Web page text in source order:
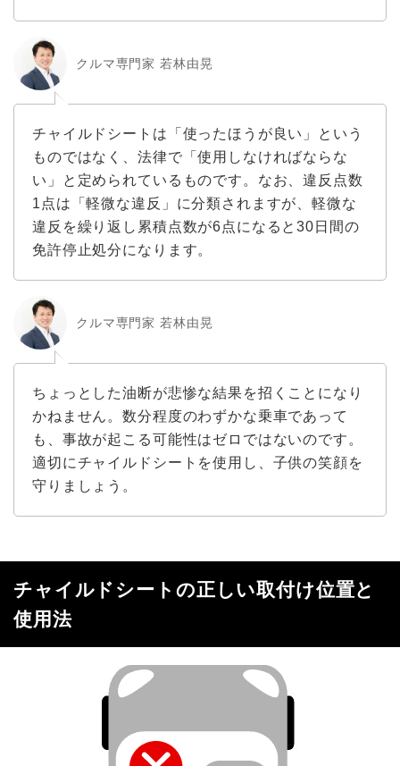
クルマ専門家 若林由晃
チャイルドシートは「使ったほうが良い」という
ものではなく、法律で「使用しなければならな
い」と定められているものです。なお、違反点数
1点は「軽微な違反」に分類されますが、軽微な
違反を繰り返し累積点数が6点になると30日間の
免許停止処分になります。
クルマ専門家 若林由晃
ちょっとした油断が悲惨な結果を招くことになり
かねません。数分程度のわずかな乗車であって
も、事故が起こる可能性はゼロではないのです。
適切にチャイルドシートを使用し、子供の笑顔を
守りましょう。
チャイルドシートの正しい取付け位置と
使用法